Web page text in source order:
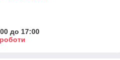
до 17:00